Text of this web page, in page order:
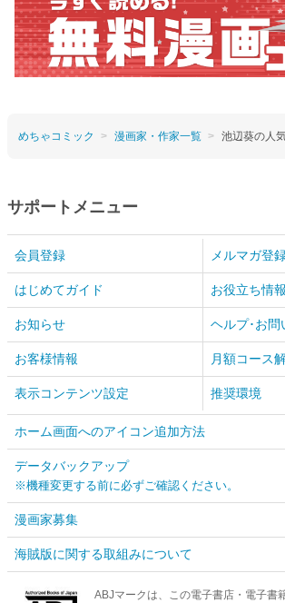
めちゃコミック 漫画家・作家一覧 池辺葵の人
サポートメニュー
会員登録 メルマガ登
はじめてガイド お役立ち情報
お知らせ ヘルプ･お問
お客様情報 月額コース
表示コンテンツ設定 推奨環境
ホーム画面へのアイコン追加方法
データバックアップ
※機種変更する前に必ずご確認ください。
漫画家募集
海賊版に関する取組みについて
ABJマークは、この電子書店・電子書